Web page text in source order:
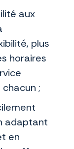
aux
plus
horaires
;
adaptant
en